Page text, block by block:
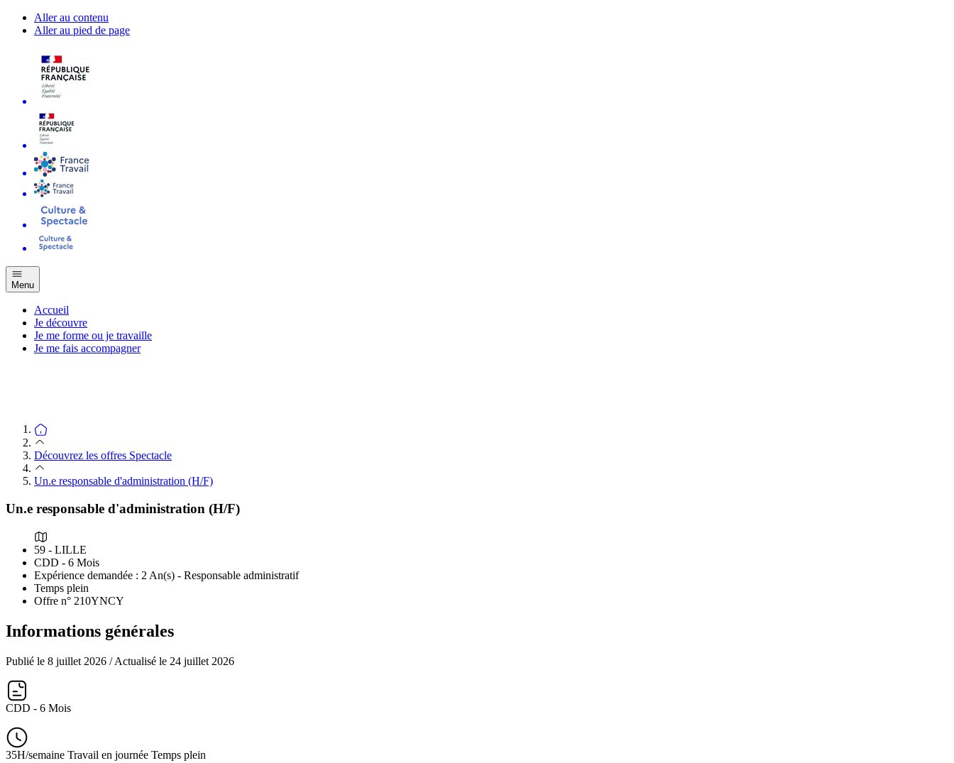
Aller au contenu
Aller au pied de page
Menu
Accueil
Je découvre
Je me forme ou je travaille
Je me fais accompagner
Découvrez les offres Spectacle
Un.e responsable d'administration (H/F)
Un.e responsable d'administration (H/F)
59 - LILLE
CDD - 6 Mois
Expérience demandée : 2 An(s) - Responsable administratif
Temps plein
Offre n° 210YNCY
Informations générales
Publié le 8 juillet 2026 / Actualisé le 24 juillet 2026
CDD - 6 Mois
35H/semaine Travail en journée Temps plein